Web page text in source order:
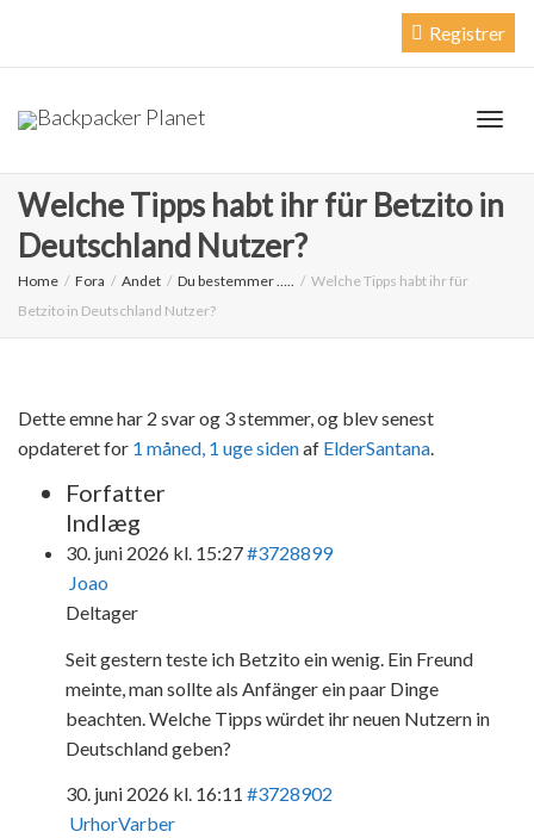
Registrer
Welche Tipps habt ihr für Betzito in
Deutschland Nutzer?
Home Fora Andet Du bestemmer …..
Welche Tipps habt ihr für
Betzito in Deutschland Nutzer?
Dette emne har 2 svar og 3 stemmer, og blev senest
opdateret for 1 måned, 1 uge sidenaf ElderSantana
Forfatter
Indlæg
30. juni 2026 kl. 15:27#3728899
Joao
Deltager
Seit gestern teste ich Betzito ein wenig. Ein Freund
meinte, man sollte als Anfänger ein paar Dinge
beachten. Welche Tipps würdet ihr neuen Nutzern in
Deutschland geben?
30. juni 2026 kl. 16:11 #3728902
UrhorVarber